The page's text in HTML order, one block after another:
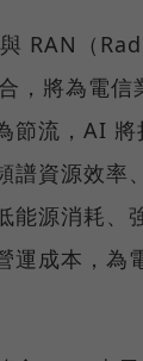
RAN（
，將為電信
節流，AI
譜資源效率
能源消耗、
運成本，為